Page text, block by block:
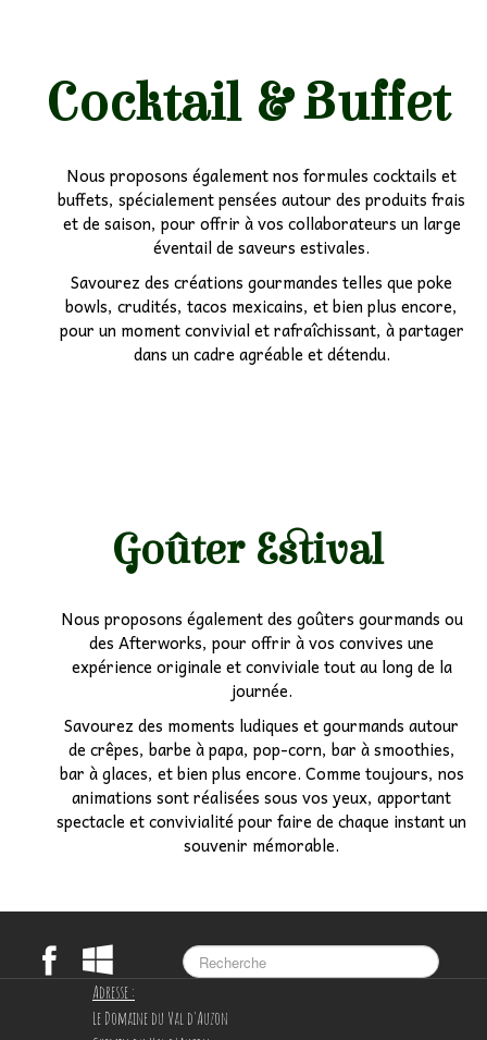
Cocktail & Buffet
Nous proposons également nos formules cocktails et
buffets, spécialement pensées autour des produits frais
et de saison, pour offrir à vos collaborateurs un large
éventail de saveurs estivales.
Savourez des créations gourmandes telles que poke
bowls, crudités, tacos mexicains, et bien plus encore,
pour un moment convivial et rafraîchissant, à partager
dans un cadre agréable et détendu.
Goûter Estival
Nous proposons également des goûters gourmands ou
des Afterworks, pour offrir à vos convives une
expérience originale et conviviale tout au long de la
journée.
Savourez des moments ludiques et gourmands autour
de crêpes, barbe à papa, pop-corn, bar à smoothies,
bar à glaces, et bien plus encore. Comme toujours, nos
animations sont réalisées sous vos yeux, apportant
spectacle et convivialité pour faire de chaque instant un
souvenir mémorable.
Adresse :
Le Domaine du Val d'Auzon